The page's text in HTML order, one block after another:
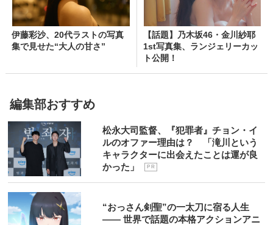
伊藤彩沙、20代ラストの写真
集で見せた“大人の甘さ”
【話題】乃木坂46・金川紗耶
1st写真集、ランジェリーカッ
ト公開！
編集部おすすめ
松永大司監督、『犯罪者』チョン・イ
ルのオファー理由は？ 「滝川という
キャラクターに出会えたことは運が良
かった」
P R
“おっさん剣聖”の一太刀に宿る人生
―― 世界で話題の本格アクションアニ